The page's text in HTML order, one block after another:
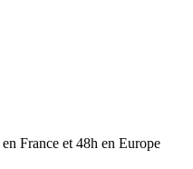
en France et 48h en Europe